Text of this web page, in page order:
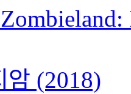
암 (2018)